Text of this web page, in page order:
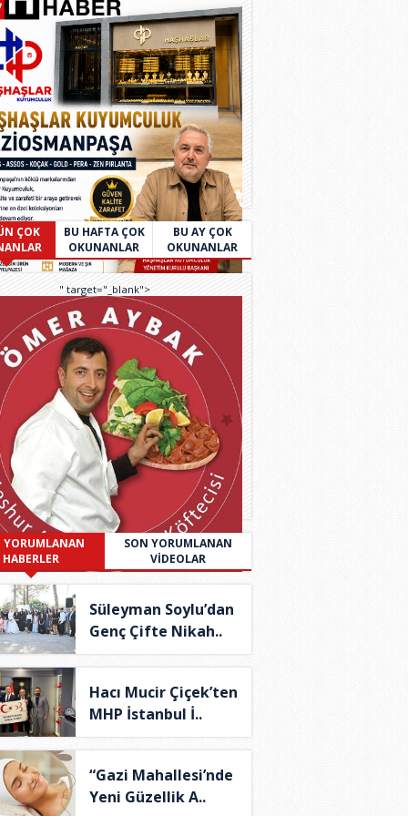
ÇOK
BU HAFTA ÇOK
OKUNANLAR
BU AY ÇOK
OKUNANLAR
" target="_blank">
YORUMLANAN
HABERLER
SON YORUMLANAN
VİDEOLAR
Süleyman Soylu’dan
Genç Çifte Nikah..
Hacı Mucir Çiçek’ten
MHP İstanbul İ..
“Gazi Mahallesi’nde
Yeni Güzellik A..